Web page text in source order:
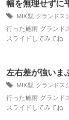
幅を無理せずに
MIX型, グランドス
行った施術 グラン
スライドしてみて
左右差が強いま
MIX型, グランドス
行った施術 グラン
スライドしてみて